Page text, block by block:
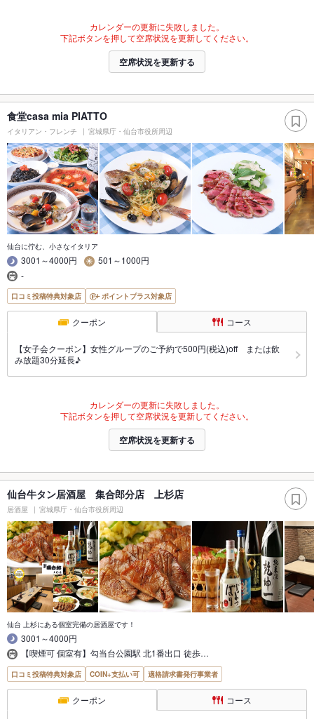
カレンダーの更新に失敗しました。
下記ボタンを押して空席状況を更新してください。
空席状況を更新する
食堂casa mia PIATTO
イタリアン・フレンチ 宮城県庁・仙台市役所周辺
仙台に佇む、小さなイタリア
3001～4000円
501～1000円
-
口コミ投稿特典対象店 ポイントプラス対象店
クーポン コース
【女子会クーポン】女性グループのご予約で500円(税込)off または飲
み放題30分延長♪
カレンダーの更新に失敗しました。
下記ボタンを押して空席状況を更新してください。
空席状況を更新する
仙台牛タン居酒屋 集合郎分店 上杉店
居酒屋 宮城県庁・仙台市役所周辺
仙台 上杉にある個室完備の居酒屋です！
3001～4000円
【喫煙可 個室有】勾当台公園駅 北1番出口 徒歩…
口コミ投稿特典対象店 COIN+支払い可 適格請求書発行事業者
クーポン コース